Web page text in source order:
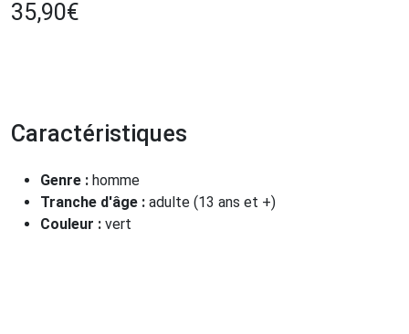
35,90€
Caractéristiques
Genre : homme
Tranche d'âge : adulte (13 ans et +)
Couleur : vert